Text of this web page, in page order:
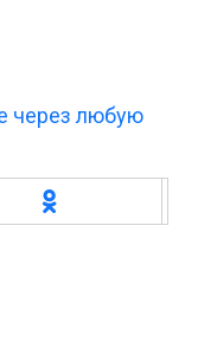
через любую